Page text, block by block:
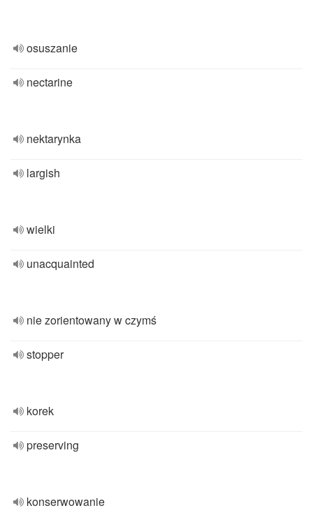
osuszanie
nectarine
nektarynka
largish
wielki
unacquainted
nie zorientowany w czymś
stopper
korek
preserving
konserwowanie